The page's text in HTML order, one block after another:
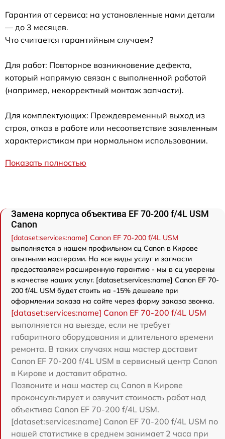
Гарантия от сервиса: на установленные нами детали
— до 3 месяцев.
Что считается гарантийным случаем?
Для работ: Повторное возникновение дефекта,
который напрямую связан с выполненной работой
(например, некорректный монтаж запчасти).
Для комплектующих: Преждевременный выход из
строя, отказ в работе или несоответствие заявленным
характеристикам при нормальном использовании.
Показать полностью
Замена корпуса объектива EF 70-200 f/4L USM
Canon
[dataset:services:name] Canon EF 70-200 f/4L USM
выполняется в нашем профильном сц Canon в Кирове
опытными мастерами. На все виды услуг и запчасти
предоставляем расширенную гарантию - мы в сц уверены
в качестве наших услуг. [dataset:services:name] Canon EF 70-
200 f/4L USM будет стоить на -15% дешевле при
оформлении заказа на сайте через форму заказа звонка.
[dataset:services:name] Canon EF 70-200 f/4L USM
выполняется на выезде, если не требует
габаритного оборудования и длительного времени
ремонта. В таких случаях наш мастер доставит
Canon EF 70-200 f/4L USM в сервисный центр Canon
в Кирове и доставит обратно.
Позвоните и наш мастер сц Canon в Кирове
проконсультирует и озвучит стоимость работ над
объектива Canon EF 70-200 f/4L USM.
[dataset:services:name] Canon EF 70-200 f/4L USM по
нашей статистике в среднем занимает 2 часа при